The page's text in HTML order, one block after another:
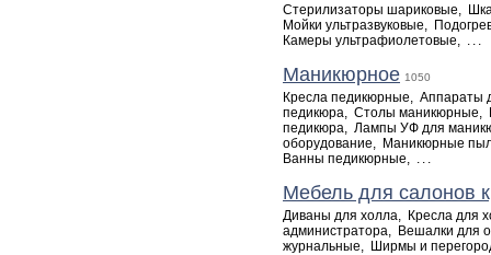
Стерилизаторы шариковые,
Мойки ультразвуковые,
Камеры ультрафиолетовые, ...
Маникюрное 1050
Кресла педикюрные, Аппараты
педикюра, Столы маникюрные,
педикюра, Лампы УФ для
оборудование, Маникюрные
Ванны педикюрные, ...
Мебель для салонов
Диваны для холла, Кресла для
администратора, Вешалки для
журнальные, Ширмы и